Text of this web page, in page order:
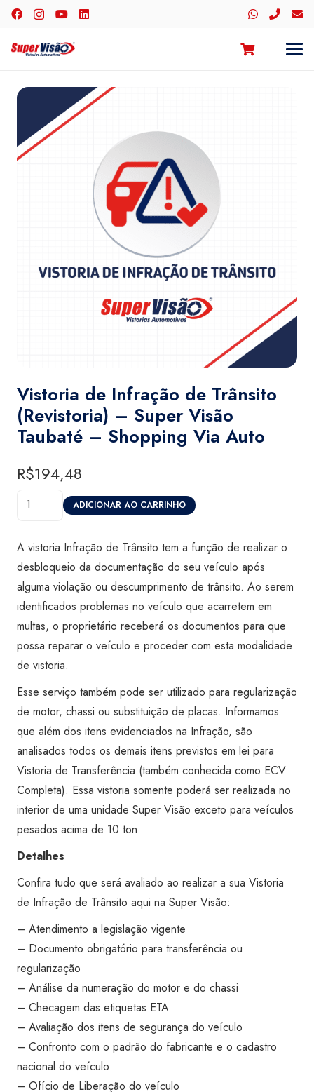
Vistoria de Infração de Trânsito
(Revistoria) – Super Visão
Taubaté – Shopping Via Auto
R$194,48
Vistoria
Infração
de
Trânsito
(Revistoria)
Visão
-
Shopping
Via
Auto
quantidade
ADICIONAR AO CARRINHO
A vistoria Infração de Trânsito tem a função de realizar o
desbloqueio da documentação do seu veículo após
alguma violação ou descumprimento de trânsito. Ao serem
identificados problemas no veículo que acarretem em
multas, o proprietário receberá os documentos para que
possa reparar o veículo e proceder com esta modalidade
de vistoria.
Esse serviço também pode ser utilizado para regularização
de motor, chassi ou substituição de placas. Informamos
que além dos itens evidenciados na Infração, são
analisados todos os demais itens previstos em lei para
Vistoria de Transferência (também conhecida como ECV
Completa). Essa vistoria somente poderá ser realizada no
interior de uma unidade Super Visão exceto para veículos
pesados acima de 10 ton.
Detalhes
Confira tudo que será avaliado ao realizar a sua Vistoria
de Infração de Trânsito aqui na Super Visão:
– Atendimento a legislação vigente
– Documento obrigatório para transferência ou
regularização
– Análise da numeração do motor e do chassi
– Checagem das etiquetas ETA
– Avaliação dos itens de segurança do veículo
– Confronto com o padrão do fabricante e o cadastro
nacional do veículo
– Ofício de Liberação do veículo